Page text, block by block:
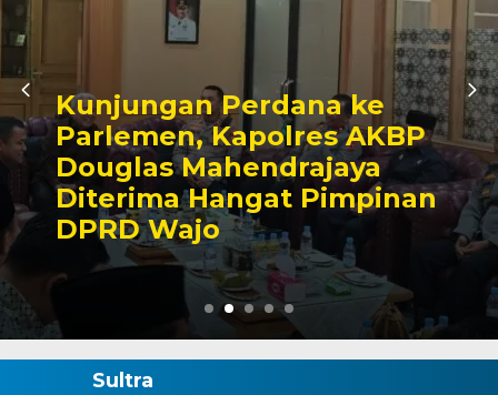
ke
AKBP
Pimpinan
Awali Tugas
Kabagbinkar,
Taherong
Kebersihan
Demi
Sultra